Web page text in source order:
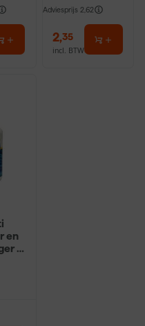
Adviesprijs 2,62
2,35
incl. BTW
en
–